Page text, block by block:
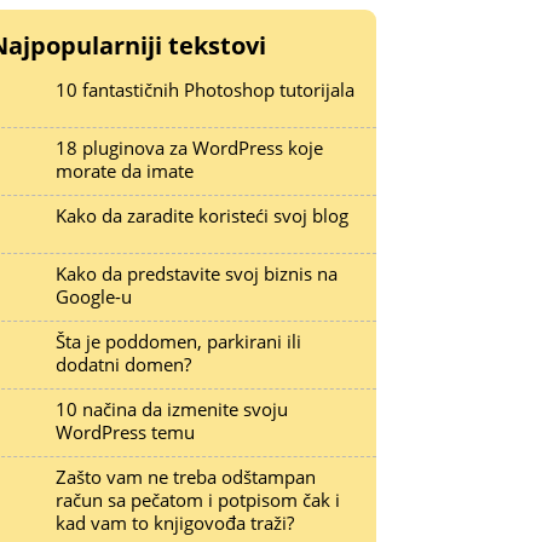
tekstovi
10 fantastičnih Photoshop tutorijala
18 pluginova za WordPress koje
morate da imate
Kako da zaradite koristeći svoj blog
Kako da predstavite svoj biznis na
Google-u
Šta je poddomen, parkirani ili
dodatni domen?
10 načina da izmenite svoju
WordPress temu
Zašto vam ne treba odštampan
račun sa pečatom i potpisom čak i
kad vam to knjigovođa traži?